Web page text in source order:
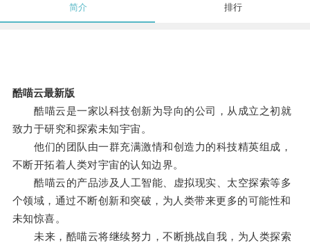
简介 排行
酷喵云最新版
酷喵云是一家以科技创新为导向的公司，从成立之初就
致力于研究和探索未知宇宙。
他们的团队由一群充满激情和创造力的科技精英组成，
不断开拓着人类对宇宙的认知边界。
酷喵云的产品涉及人工智能、虚拟现实、太空探索等多
个领域，通过不断创新和突破，为人类带来更多的可能性和
未知惊喜。
未来，酷喵云将继续努力，不断挑战自我，为人类探索